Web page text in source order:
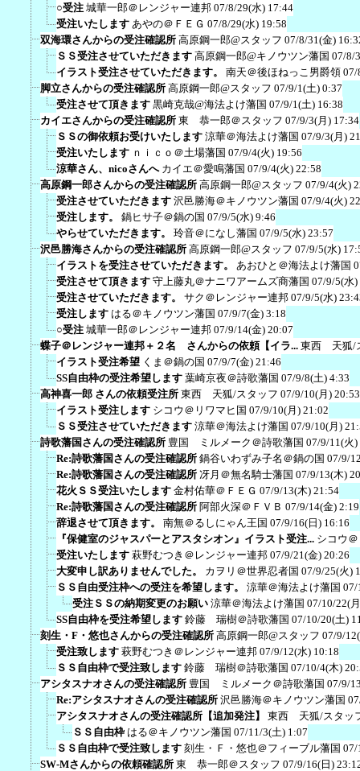
○受注 城華一郎＠レンジャー連邦 07/8/29(水) 17:44
受注いたします あやの＠ＦＥＧ 07/8/29(水) 19:58
双海環さんからの受注確認所 高原鋼一郎@スタッフ 07/8/31(金)
ＳＳ受注させていただきます 高原鋼一郎@キノウツン藩国 07/8/
イラスト受注させていただきます。
南天＠後ほねっこ男爵領 07/
脚立さんからの受注確認所 高原鋼一郎@スタッフ 07/9/1(土) 0:37
受注させて頂きます 黒崎克哉@海法よけ藩国 07/9/1(土) 16:38
カイエさんからの受注確認所 東 恭一郎＠スタッフ 07/9/3(月) 17:34
ＳＳの御依頼お受けいたします 涼華＠海法よけ藩国 07/9/3(月)
受注いたします ｎｉｃｏ＠土場藩国 07/9/4(火) 19:56
涼華さん、nicoさんへ カイエ＠愛鳴藩国 07/9/4(火) 22:58
高原鋼一郎さんからの受注確認所 高原鋼一郎@スタッフ 07/9/4(火)
受注させていただきます 沢邑勝海＠キノウツン藩国 07/9/4(火)
受注します。
鍋ヒサ子＠鍋の国 07/9/5(水) 9:46
やらせていただきます。
玲音＠になし藩国 07/9/5(水) 23:57
沢邑勝海さんからの受注確認所 高原鋼一郎@スタッフ 07/9/5(水)
イラストを受注させていただきます。
あおひと＠海法よけ藩国
受注させて頂きます 守上藤丸＠ナニワアームズ商藩国 07/9/5(水)
受注させていただきます。
サク＠レンジャー連邦 07/9/5(水)
受注します はる＠キノウツン藩国 07/9/7(金) 3:18
○受注 城華一郎＠レンジャー連邦 07/9/14(金) 20:07
蝶子＠レンジャー連邦＋２名 さんからの依頼【イラ... 東西 天狐/
イラスト受注希望 くま＠鍋の国 07/9/7(金) 21:46
SS自由枠の受注希望します 葉崎京夜＠詩歌藩国 07/9/8(土) 4:33
高神喜一郎 さんの依頼受注所 東西 天狐/スタッフ 07/9/10(月) 20:53
イラスト受注します シコウ＠リワマヒ国 07/9/10(月) 21:02
ＳＳ受注させていただきます 涼華＠海法よけ藩国 07/9/10(月)
詩歌藩国さんの受注確認所 豊国 ミルメーク＠詩歌藩国 07/9/11(火)
Re:詩歌藩国さんの受注確認所 鍋谷いわずみ子名＠鍋の国 07/9/
Re:詩歌藩国さんの受注確認所 冴月＠無名騎士藩国 07/9/13(木)
花火ＳＳ受注いたします 金村佑華＠ＦＥＧ 07/9/13(木) 21:54
Re:詩歌藩国さんの受注確認所 阿部火深＠ＦＶＢ 07/9/14(金) 2:19
辞退させて頂きます。
南無＠るしにゃん王国 07/9/16(日) 16:16
『保健室のジャスパーとアスタシオン』イラスト受注... シコウ
受注いたします 萩野むつき＠レンジャー連邦 07/9/21(金) 20:26
大変申し訳ありませんでした。
カヲリ＠世界忍者国 07/9/25(火)
ＳＳ自由受注枠への受注を希望します。
涼華＠海法よけ藩国 07/
受注ＳＳの納期変更のお願い 涼華＠海法よけ藩国 07/10/22(
SS自由枠を受注希望します 鈴藤 瑞樹＠詩歌藩国 07/10/20(土)
刻生・F・悠也さんからの受注確認所 高原鋼一郎@スタッフ 07/9/
受注致します 萩野むつき＠レンジャー連邦 07/9/12(水) 10:18
ＳＳ自由枠で受注致します 鈴藤 瑞樹＠詩歌藩国 07/10/4(木)
アシタスナオさんの受注確認所 豊国 ミルメーク＠詩歌藩国 07/9/
Re:アシタスナオさんの受注確認所 沢邑勝海＠キノウツン藩国
アシタスナオさんの受注確認所【追加発注】
東西 天狐/スタッ
ＳＳ自由枠 はる＠キノウツン藩国 07/11/3(土) 1:07
ＳＳ自由枠で受注致します 刻生・Ｆ・悠也＠フィーブル藩国 07/
SW-Mさんからの依頼確認所 東 恭一郎＠スタッフ 07/9/16(日)